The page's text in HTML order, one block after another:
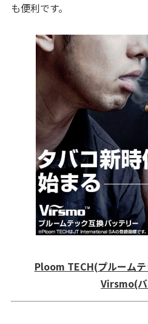
も便利です。
Ploom TECH(プルーム
Virsmo(